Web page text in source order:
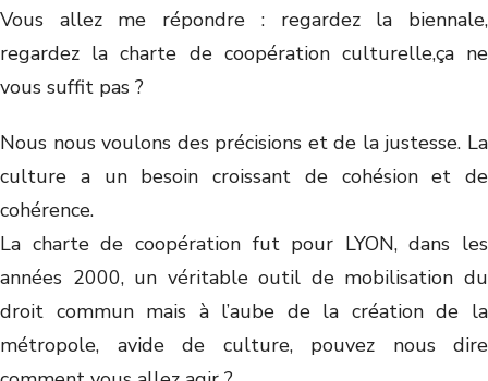
Vous allez me répondre : regardez la biennale,
regardez la charte de coopération culturelle,ça ne
vous suffit pas ?
Nous nous voulons des précisions et de la justesse. La
culture a un besoin croissant de cohésion et de
cohérence.
La charte de coopération fut pour LYON, dans les
années 2000, un véritable outil de mobilisation du
droit commun mais à l’aube de la création de la
métropole, avide de culture, pouvez nous dire